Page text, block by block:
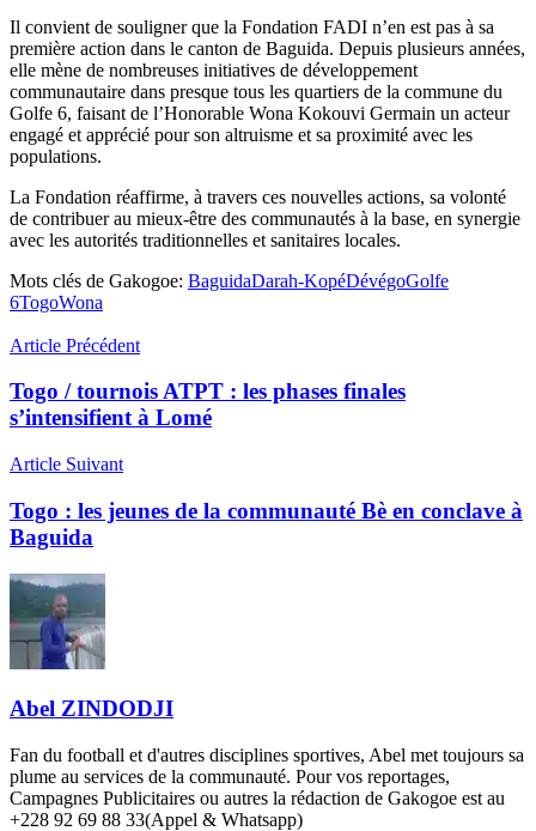
Il convient de souligner que la Fondation FADI n’en est pas à sa
première action dans le canton de Baguida. Depuis plusieurs années,
elle mène de nombreuses initiatives de développement
communautaire dans presque tous les quartiers de la commune du
Golfe 6, faisant de l’Honorable Wona Kokouvi Germain un acteur
engagé et apprécié pour son altruisme et sa proximité avec les
populations.
La Fondation réaffirme, à travers ces nouvelles actions, sa volonté
de contribuer au mieux-être des communautés à la base, en synergie
avec les autorités traditionnelles et sanitaires locales.
Mots clés de Gakogoe: BaguidaDarah-KopéDévégoGolfe
6TogoWona
Article Précédent
Togo / tournois ATPT : les phases finales
s’intensifient à Lomé
Article Suivant
Togo : les jeunes de la communauté Bè en conclave à
Baguida
Abel ZINDODJI
Fan du football et d'autres disciplines sportives, Abel met toujours sa
plume au services de la communauté. Pour vos reportages,
Campagnes Publicitaires ou autres la rédaction de Gakogoe est au
+228 92 69 88 33(Appel & Whatsapp)